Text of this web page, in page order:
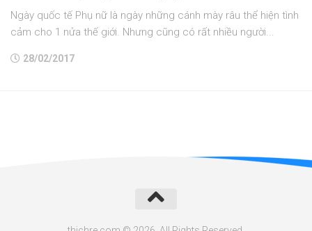
Ngày quốc tế Phụ nữ là ngày những cánh mày râu thể hiện tình
cảm cho 1 nửa thế giới. Nhưng cũng có rất nhiều người...
28/02/2017